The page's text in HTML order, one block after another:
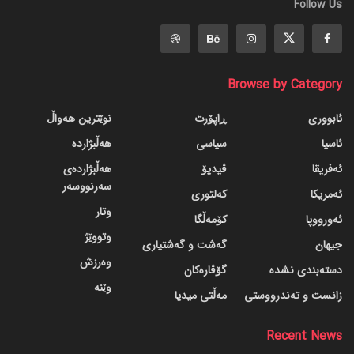
Follow Us
Browse by Category
ئابووری
ئاسیا
ئەفریقا
ئەمریکا
ئەورووپا
جیهان
دسته‌بندی نشده
زانست و تەندرووستی
ڕاپۆرت
سیاسی
ڤیدیۆ
کەلتوری
کۆمەڵگا
گه‌شت و گه‌شتیاری
گۆڤاره‌کان
مەڵتی میدیا
نوێترین هەواڵ
هەڵبژاردە
هەڵبژاردەی
سەرنووسەر
وتار
وتووێژ
وەرزش
وێنە
Recent News